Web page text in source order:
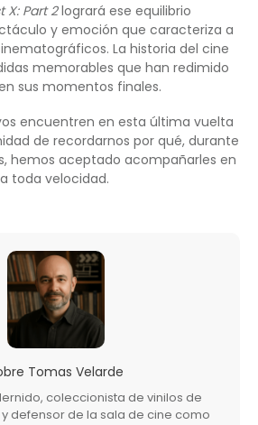
X: Part 2logrará ese equilibrio
y emoción que caracteriza a
La historia del cine
memorables que han redimido
sus momentos finales.
encuentren en esta última vuelta
de recordarnos por qué, durante
hemos aceptado acompañarles en
toda velocidad.
Tomas Velarde
coleccionista de vinilos de
defensor de la sala de cine como